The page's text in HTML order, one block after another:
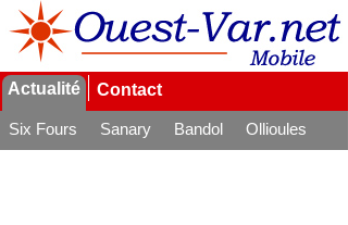
Actualité Contact
Six Fours Sanary Bandol
Ollioules